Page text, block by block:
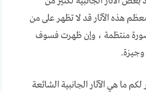
هذه الآثار قد لا تظهر على من
منتظمة ، وإن ظهرت فسوف
ما هي الآثار الجانبية الشائعة